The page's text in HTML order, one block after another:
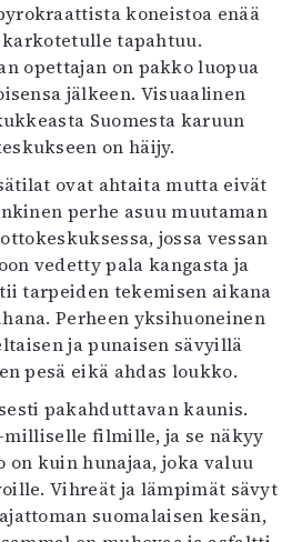
koneistoa enää
tapahtuu.
opettajan on pakko luopua
jälkeen. Visuaalinen
Suomesta karuun
on häijy.
ovat ahtaita mutta eivät
perhe asuu muutaman
jossa vessan
vedetty pala kangasta ja
tarpeiden tekemisen aikana
Perheen yksihuoneinen
ja punaisen sävyillä
pesä eikä ahdas loukko.
pakahduttavan kaunis.
milliselle filmille, ja se näkyy
on kuin hunajaa, joka valuu
Vihreät ja lämpimät sävyt
suomalaisen kesän,